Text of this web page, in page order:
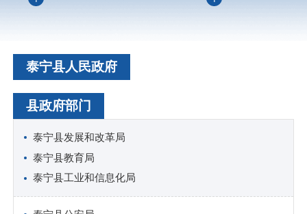
泰宁县人民政府
县政府部门
泰宁县发展和改革局
泰宁县教育局
泰宁县工业和信息化局